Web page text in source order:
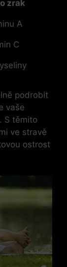
zrak
A
C
podrobit
vaše
S těmito
ve stravě
ostrost